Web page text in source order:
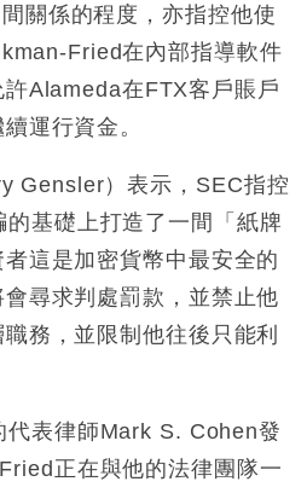
關係的程度，亦指控他使
Fried在內部指導軟件
Alameda在FTX客戶賬戶
運行資金。
Gensler）表示，SEC指控
基礎上打造了一間「紙牌
這是加密貨幣中最安全的
會尋求判處罰款，並禁止他
務，並限制他往後只能利
表律師Mark S. Cohen發
正在與他的法律團隊一